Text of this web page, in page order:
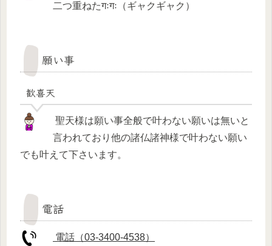
二つ重ねたगःगः（ギャクギャク）
願い事
歓喜天
聖天様は願い事全般で叶わない願いは無いと
言われており他の諸仏諸神様で叶わない願い
でも叶えて下さいます。
電話
電話（03-3400-4538）